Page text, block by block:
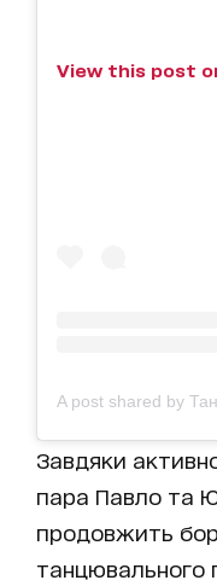
View this post
Завдяки
пара Павло та
продовжить
танцювального